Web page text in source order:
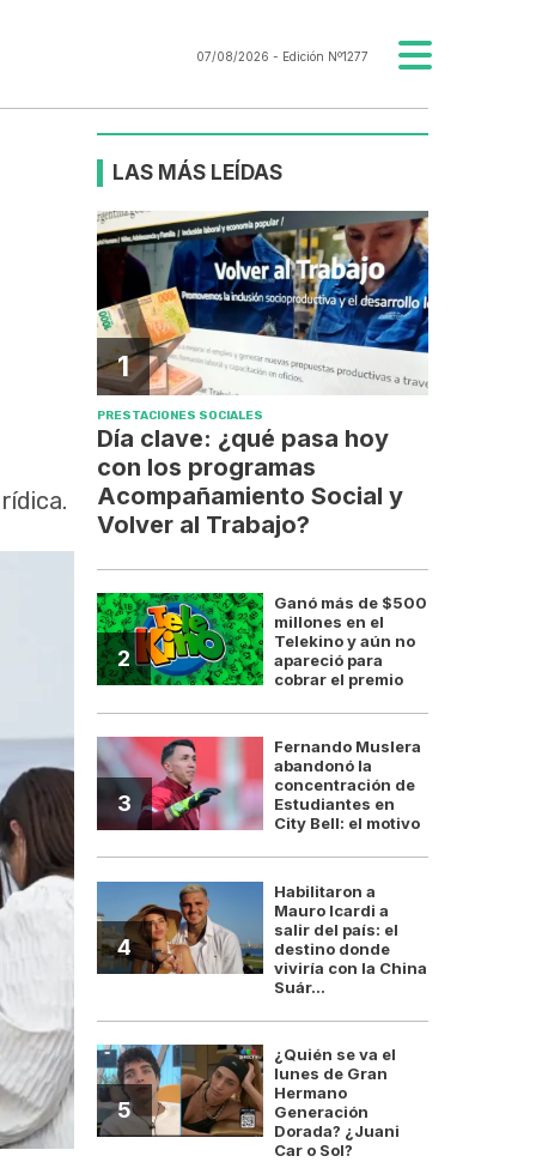
07/08/2026 - Edición Nº1277
LAS MÁS LEÍDAS
1
PRESTACIONES SOCIALES
Día clave: ¿qué pasa hoy
con los programas
Acompañamiento Social y
Volver al Trabajo?
2
Ganó más de $500
millones en el
Telekino y aún no
apareció para
cobrar el premio
3
Fernando Muslera
abandonó la
concentración de
Estudiantes en
City Bell: el motivo
4
Habilitaron a
Mauro Icardi a
salir del país: el
destino donde
viviría con la China
Suár...
5
¿Quién se va el
lunes de Gran
Hermano
Generación
Dorada? ¿Juani
Car o Sol?